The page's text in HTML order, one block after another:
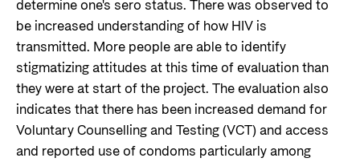
determine one's sero status. There was observed to
be increased understanding of how HIV is
transmitted. More people are able to identify
stigmatizing attitudes at this time of evaluation than
they were at start of the project. The evaluation also
indicates that there has been increased demand for
Voluntary Counselling and Testing (VCT) and access
and reported use of condoms particularly among